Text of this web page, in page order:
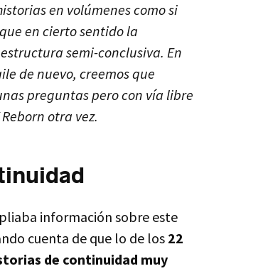
en volúmenes como si
en cierto sentido la
semi-conclusiva. En
de nuevo, creemos que
preguntas pero con vía libre
otra vez.
información sobre este
cuenta de que lo de los 22
de continuidad muy